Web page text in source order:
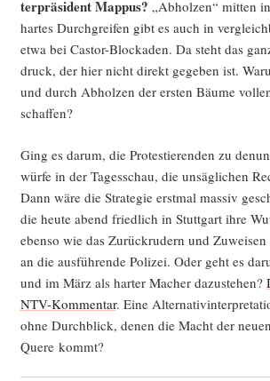
ter­prä­si­dent Map­pus? „Abhol­zen“ mit­ten
har­tes Durch­grei­fen gibt es auch in
etwa bei Cas­tor-Blo­cka­den. Da steht das
druck, der hier nicht direkt gege­ben ist.
und durch Abhol­zen der ers­ten Bäu­me
schaffen?
Ging es dar­um, die Pro­tes­tie­ren­den zu
wür­fe in der Tages­schau, die unsäg­li­chen
Dann wäre die Stra­te­gie erst­mal mas­siv
die heu­te abend fried­lich in Stutt­gart ihre
eben­so wie das Zurück­ru­dern und
an die aus­füh­ren­de Poli­zei. Oder geht es
und im März als har­ter Macher dazu­ste­hen?
NTV-Kom­men­tar. Eine
ohne Durch­blick, denen die Macht der
Que­re kommt?